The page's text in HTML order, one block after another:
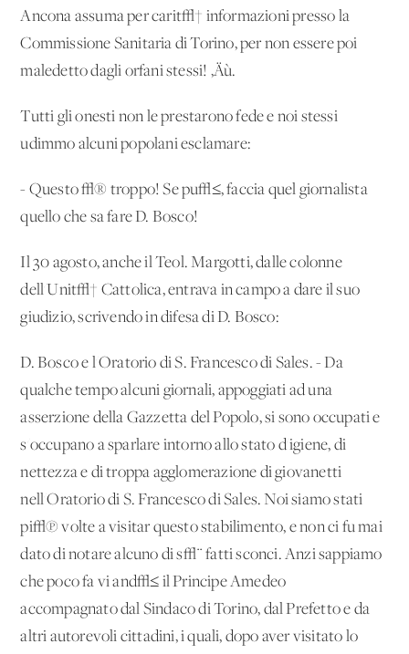
Ancona assuma per carit√† informazioni presso la
Commissione Sanitaria di Torino, per non essere poi
maledetto dagli orfani stessi! ‚Äù.
Tutti gli onesti non le prestarono fede e noi stessi
udimmo alcuni popolani esclamare:
- Questo √® troppo! Se pu√≤, faccia quel giornalista
quello che sa fare D. Bosco!
Il 30 agosto, anche il Teol. Margotti, dalle colonne
dell'Unit√† Cattolica, entrava in campo a dare il suo
giudizio, scrivendo in difesa di D. Bosco:
D. Bosco e l'Oratorio di S. Francesco di Sales. - Da
qualche tempo alcuni giornali, appoggiati ad una
asserzione della Gazzetta del Popolo, si sono occupati e
s'occupano a sparlare intorno allo stato d'igiene, di
nettezza e di troppa agglomerazione di giovanetti
nell'Oratorio di S. Francesco di Sales. Noi siamo stati
pi√π volte a visitar questo stabilimento, e non ci fu mai
dato di notare alcuno di s√¨ fatti sconci. Anzi sappiamo
che poco fa vi and√≤ il Principe Amedeo
accompagnato dal Sindaco di Torino, dal Prefetto e da
altri autorevoli cittadini, i quali, dopo aver visitato lo